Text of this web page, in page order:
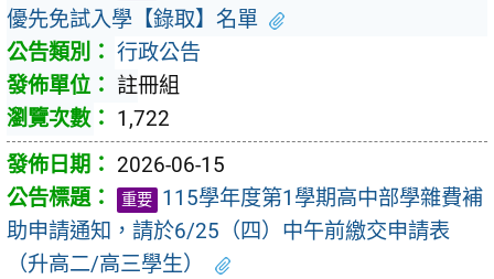
優先免試入學【錄取】名單
行政公告
註冊組
1,722
2026-06-15
重要 115學年度第1學期高中部學雜費補
助申請通知，請於6/25（四）中午前繳交申請表
（升高二/高三學生）